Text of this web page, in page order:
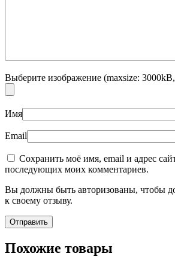
Выберите изображение (maxsize:
Имя
Email
Сохранить моё имя, email и адрес
последующих моих комментариев.
Вы должны быть авторизованы, чтобы
к своему отзыву.
Похожие товары